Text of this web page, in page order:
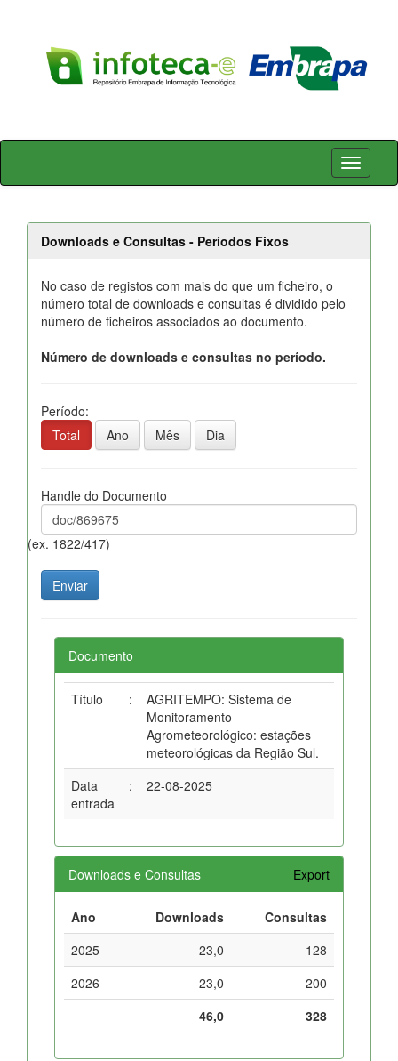
Skip
Downloads e Consultas - Períodos Fixos
No caso de registos com mais do que um ficheiro, o
número total de downloads e consultas é dividido pelo
número de ficheiros associados ao documento.
Número de downloads e consultas no período.
Período:
Total
Ano Mês Dia
Handle do Documento
(ex. 1822/417)
Documento
Título :
AGRITEMPO: Sistema de
Monitoramento
Agrometeorológico: estações
meteorológicas da Região Sul.
Data
entrada
: 22-08-2025
Downloads e Consultas Export
Ano Downloads
Consultas
2025
23,0
128
2026
23,0
200
46,0
328